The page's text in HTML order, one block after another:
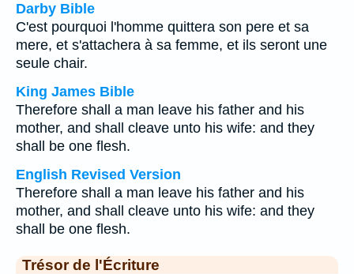
Darby Bible
C'est pourquoi l'homme quittera son pere et sa
mere, et s'attachera à sa femme, et ils seront une
seule chair.
King James Bible
Therefore shall a man leave his father and his
mother, and shall cleave unto his wife: and they
shall be one flesh.
English Revised Version
Therefore shall a man leave his father and his
mother, and shall cleave unto his wife: and they
shall be one flesh.
Trésor de l'Écriture